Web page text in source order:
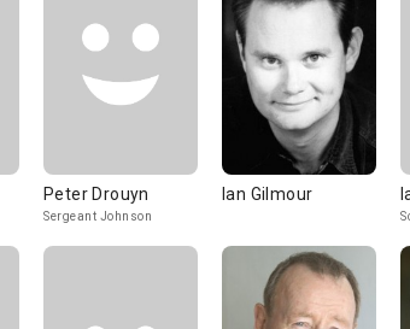
Peter Drouyn
Sergeant Johnson
Ian Gilmour